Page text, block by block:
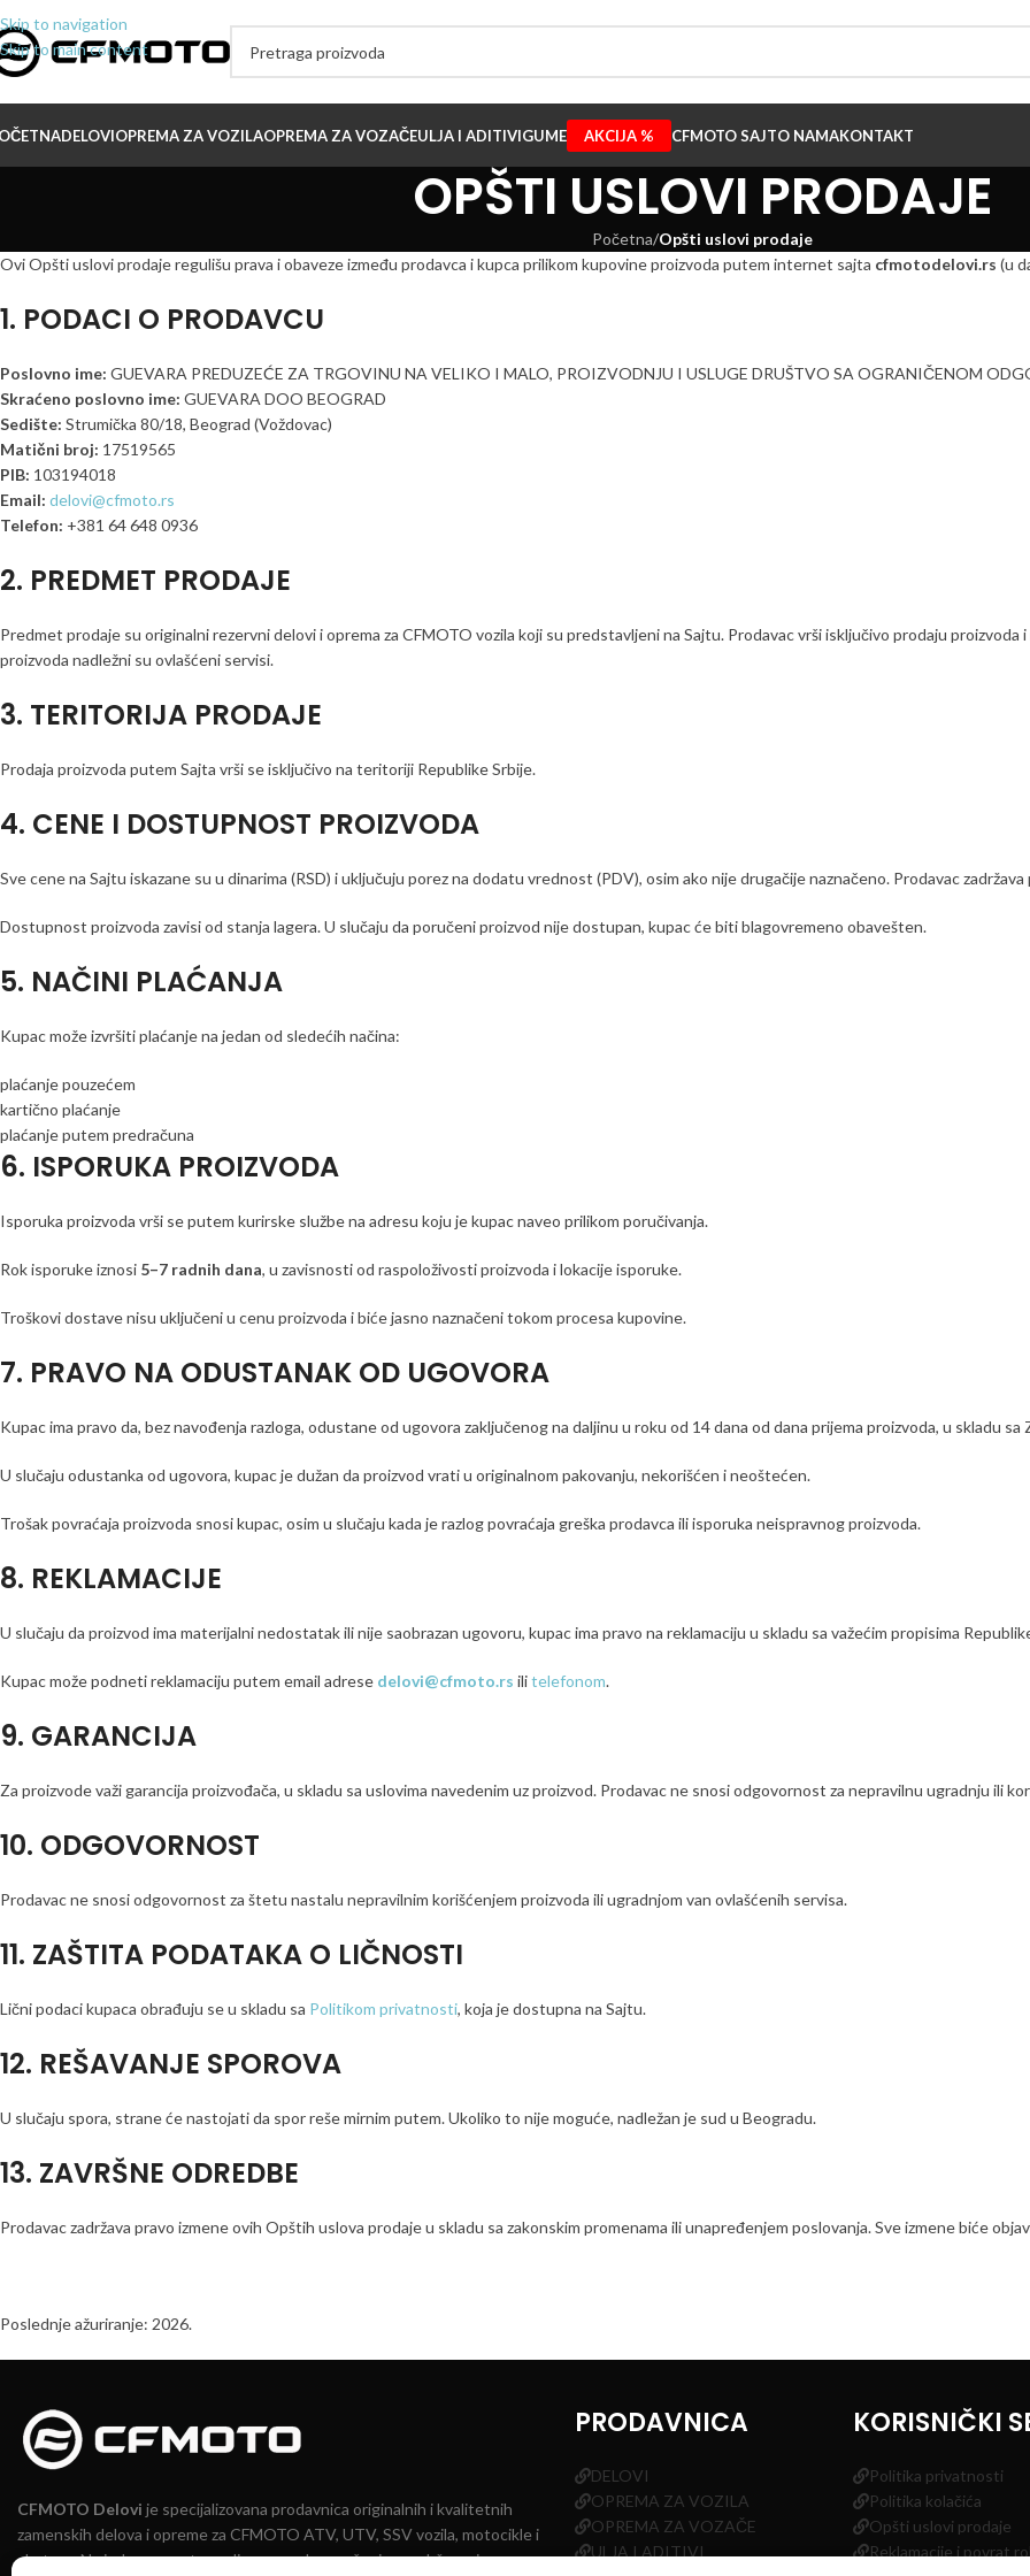
Skip to navigation
Skip to main content
DELOVIOPREMA ZA VOZILAOPREMA ZA VOZAČEULJA I ADITIVIGUME AKCIJA % CFMOTO SAJTO NAMAKONTAKT
OPŠTI USLOVI PRODAJE
Početna/Opšti uslovi prodaje
Ovi Opšti uslovi prodaje regulišu prava i obaveze između prodavca i kupca prilikom kupovine proizvoda putem internet sajta cfmotodelovi.rs (u
1. PODACI O PRODAVCU
Poslovno ime: GUEVARA PREDUZEĆE ZA TRGOVINU NA VELIKO I MALO, PROIZVODNJU I USLUGE DRUŠTVO SA OGRANIČENOM
Skraćeno poslovno ime: GUEVARA DOO BEOGRAD
Sedište: Strumička 80/18, Beograd (Voždovac)
Matični broj: 17519565
PIB: 103194018
Email: delovi@cfmoto.rs
Telefon: +381 64 648 0936
2. PREDMET PRODAJE
Predmet prodaje su originalni rezervni delovi i oprema za CFMOTO vozila koji su predstavljeni na Sajtu. Prodavac vrši isključivo prodaju proizvoda
proizvoda nadležni su ovlašćeni servisi.
3. TERITORIJA PRODAJE
Prodaja proizvoda putem Sajta vrši se isključivo na teritoriji Republike Srbije.
4. CENE I DOSTUPNOST PROIZVODA
Sve cene na Sajtu iskazane su u dinarima (RSD) i uključuju porez na dodatu vrednost (PDV), osim ako nije drugačije naznačeno. Prodavac
Dostupnost proizvoda zavisi od stanja lagera. U slučaju da poručeni proizvod nije dostupan, kupac će biti blagovremeno obavešten.
5. NAČINI PLAĆANJA
Kupac može izvršiti plaćanje na jedan od sledećih načina:
plaćanje pouzećem
kartično plaćanje
plaćanje putem predračuna
6. ISPORUKA PROIZVODA
Isporuka proizvoda vrši se putem kurirske službe na adresu koju je kupac naveo prilikom poručivanja.
Rok isporuke iznosi 5–7 radnih dana, u zavisnosti od raspoloživosti proizvoda i lokacije isporuke.
Troškovi dostave nisu uključeni u cenu proizvoda i biće jasno naznačeni tokom procesa kupovine.
7. PRAVO NA ODUSTANAK OD UGOVORA
Kupac ima pravo da, bez navođenja razloga, odustane od ugovora zaključenog na daljinu u roku od 14 dana od dana prijema proizvoda, u skladu
U slučaju odustanka od ugovora, kupac je dužan da proizvod vrati u originalnom pakovanju, nekorišćen i neoštećen.
Trošak povraćaja proizvoda snosi kupac, osim u slučaju kada je razlog povraćaja greška prodavca ili isporuka neispravnog proizvoda.
8. REKLAMACIJE
U slučaju da proizvod ima materijalni nedostatak ili nije saobrazan ugovoru, kupac ima pravo na reklamaciju u skladu sa važećim propisima
Kupac može podneti reklamaciju putem email adrese delovi@cfmoto.rs ilitelefonom.
9. GARANCIJA
Za proizvode važi garancija proizvođača, u skladu sa uslovima navedenim uz proizvod. Prodavac ne snosi odgovornost za nepravilnu ugradnju ili
10. ODGOVORNOST
Prodavac ne snosi odgovornost za štetu nastalu nepravilnim korišćenjem proizvoda ili ugradnjom van ovlašćenih servisa.
11. ZAŠTITA PODATAKA O LIČNOSTI
Lični podaci kupaca obrađuju se u skladu sa Politikom privatnosti, koja je dostupna na Sajtu.
12. REŠAVANJE SPOROVA
U slučaju spora, strane će nastojati da spor reše mirnim putem. Ukoliko to nije moguće, nadležan je sud u Beogradu.
13. ZAVRŠNE ODREDBE
Prodavac zadržava pravo izmene ovih Opštih uslova prodaje u skladu sa zakonskim promenama ili unapređenjem poslovanja. Sve izmene biće
Poslednje ažuriranje: 2026.
CFMOTO Delovi je specijalizovana prodavnica originalnih i kvalitetnih
zamenskih delova i opreme za CFMOTO ATV, UTV, SSV vozila, motocikle i
skutere. Na jednom mestu nudimo pouzdana rešenja za održavanje,
PRODAVNICA
DELOVI
OPREMA ZA VOZILA
OPREMA ZA VOZAČE
ULJA I ADITIVI
KORISNIČKI
Politika privatnosti
Politika kolačića
Opšti uslovi prodaje
Reklamacije i povrat